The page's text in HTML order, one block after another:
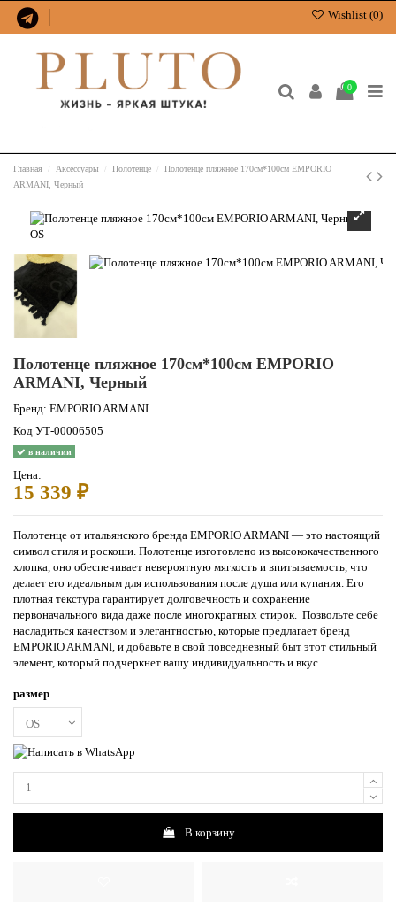
Wishlist (0)
0
Главная Аксессуары Полотенце
Полотенце пляжное 170см*100см EMPORIO
ARMANI, Черный
Полотенце пляжное 170см*100см EMPORIO
ARMANI, Черный
Бренд: EMPORIO ARMANI
Код УТ-00006505
в наличии
Цена:
15 339 ₽
Полотенце от итальянского бренда EMPORIO ARMANI — это настоящий
символ стиля и роскоши. Полотенце изготовлено из высококачественного
хлопка, оно обеспечивает невероятную мягкость и впитываемость, что
делает его идеальным для использования после душа или купания. Его
плотная текстура гарантирует долговечность и сохранение
первоначального вида даже после многократных стирок. Позвольте себе
насладиться качеством и элегантностью, которые предлагает бренд
EMPORIO ARMANI, и добавьте в свой повседневный быт этот стильный
элемент, который подчеркнет вашу индивидуальность и вкус.
размер
В корзину